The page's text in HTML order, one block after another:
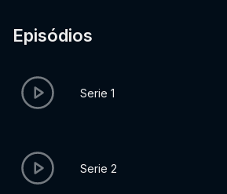
Episódios
Serie 1
Serie 2